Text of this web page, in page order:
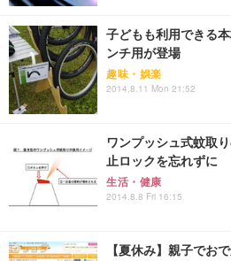
子どもも利用できる
ンチ用が登場
趣味・娯楽
2014.8.11 Mon 21:52
ワンプッシュ式蚊取
止ロックを忘れずに
生活・健康
2014.8.8 Fri 16:15
【夏休み】親子でお